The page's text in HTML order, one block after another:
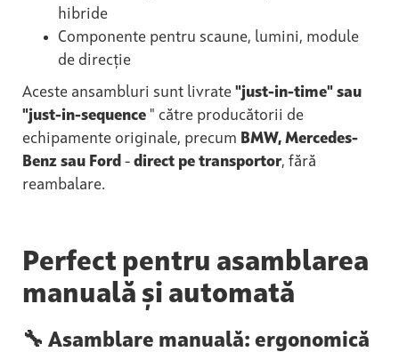
hibride
Componente pentru scaune, lumini, module
de direcție
Aceste ansambluri sunt livrate "just-in-time" sau
"just-in-sequence " către producătorii de
echipamente originale, precum BMW, Mercedes-
Benz sau Ford - direct pe transportor, fără
reambalare.
Perfect pentru asamblarea
manuală și automată
🔧 Asamblare manuală: ergonomică